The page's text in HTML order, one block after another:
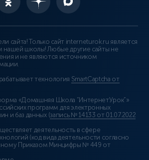
сайта! Только сайт interneturok.ru является
нашей школы! Любые другие сайты не
и не являются источником
технология SmartCaptcha от
«Домашняя Школа “ИнтернетУрок”»
программ для электронных
и баз данных (запись № 14133 от 01.07.2022
деятельность в сфере
(код вида деятельности согласно
Приказом Минцифры № 449 от